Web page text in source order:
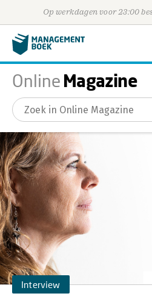
Op werkdagen voor 23:00
Online Magazine
Gevonden artikelen
Interview